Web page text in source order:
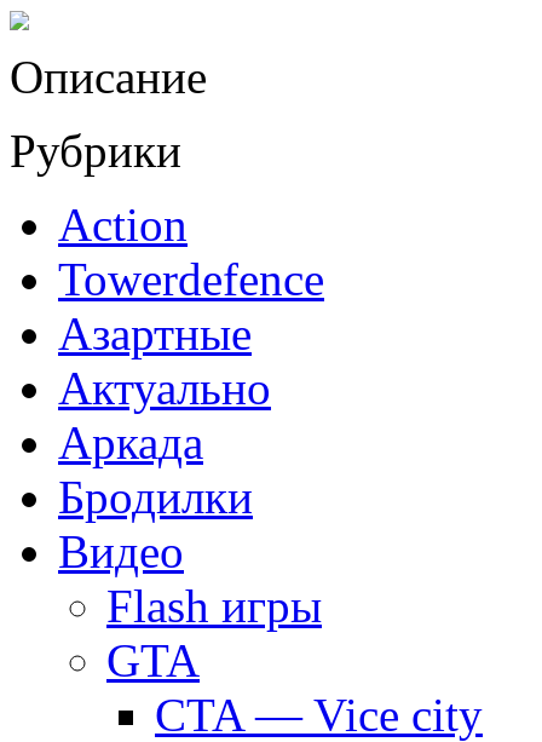
Описание
Рубрики
Action
Towerdefence
Азартные
Актуально
Аркада
Бродилки
Видео
Flash игры
GTA
CTA — Vice city